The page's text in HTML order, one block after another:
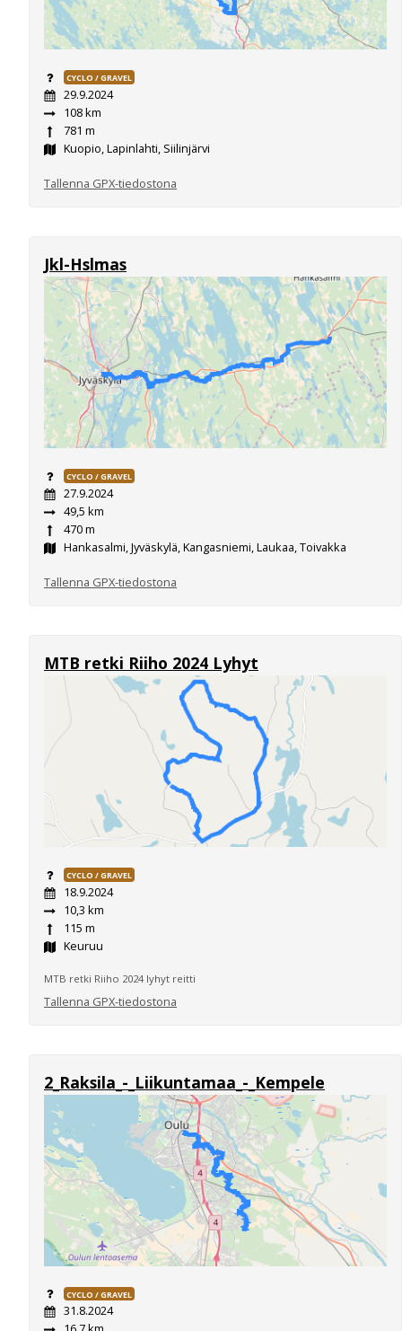
CYCLO / GRAVEL
29.9.2024
108 km
781 m
Kuopio, Lapinlahti, Siilinjärvi
Tallenna GPX-tiedostona
Jkl-Hslmas
CYCLO / GRAVEL
27.9.2024
49,5 km
470 m
Hankasalmi, Jyväskylä, Kangasniemi, Laukaa, Toivakka
Tallenna GPX-tiedostona
MTB retki Riiho 2024 Lyhyt
CYCLO / GRAVEL
18.9.2024
10,3 km
115 m
Keuruu
MTB retki Riiho 2024 lyhyt reitti
Tallenna GPX-tiedostona
2_Raksila_-_Liikuntamaa_-_Kempele
CYCLO / GRAVEL
31.8.2024